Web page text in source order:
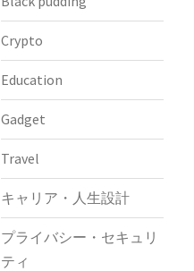
Crypto
Education
Gadget
Travel
キャリア・人生設計
プライバシー・セキュリ
ティ